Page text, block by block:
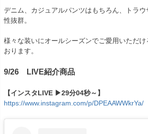
デニム、カジュアルパンツはもちろん、トラ
性抜群。
様々な装いにオールシーズンでご愛用いただけ
おります。
9/26 LIVE紹介商品
【インスタLIVE ▶29分04秒～】
https://www.instagram.com/p/DPEAAWWkrYa/